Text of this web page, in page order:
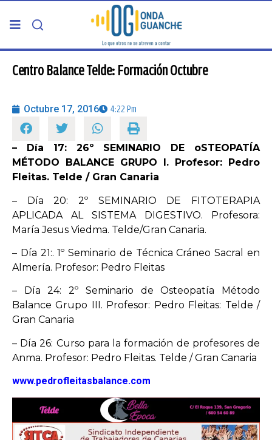
PORTADA
GRAN CANARIA
CANARIAS
5ª COLUMNA
CARTAS DEL DIRECTOR
ENTREVISTAS
OPINIÓN
PROGRAMAS
Centro Balance Telde: Formación Octubre
Octubre 17, 2016 4:22 Pm
– Día 17: 26º SEMINARIO DE oSTEOPATÍA
MÉTODO BALANCE GRUPO I. Profesor: Pedro
Fleitas. Telde / Gran Canaria
– Día 20: 2º SEMINARIO DE FITOTERAPIA
APLICADA AL SISTEMA DIGESTIVO. Profesora:
María Jesus Viedma. Telde/Gran Canaria.
– Día 21:. 1º Seminario de Técnica Cráneo Sacral en
Almería. Profesor: Pedro Fleitas
– Día 24: 2º Seminario de Osteopatía Método
Balance Grupo III. Profesor: Pedro Fleitas: Telde /
Gran Canaria
– Día 26: Curso para la formación de profesores de
Anma. Profesor: Pedro Fleitas. Telde / Gran Canaria
www.pedrofleitasbalance.com